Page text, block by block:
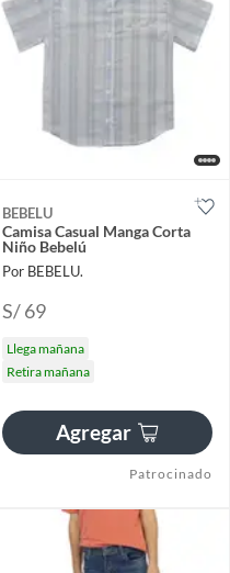
BEBELU
Camisa Casual Manga Corta
Niño Bebelú
Por BEBELU.
S/ 69
Llega mañana
Retira mañana
Agregar
Patrocinado